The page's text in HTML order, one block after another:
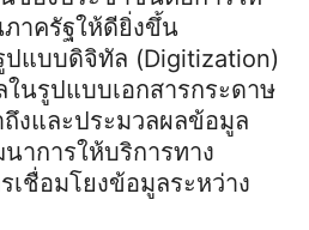
าครัฐให้ดียิ่งขึ้น
แบบดิจิทัล (Digitization)
นรูปแบบเอกสารกระดาษ
ถึงและประมวลผลข้อมูล
าการให้บริการทาง
เชื่อมโยงข้อมูลระหว่าง